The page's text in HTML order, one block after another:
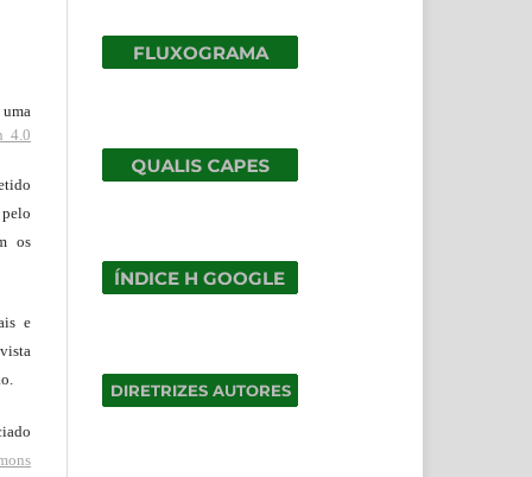
4.0
os
e